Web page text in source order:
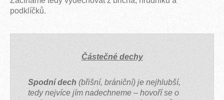
podklíčků.
Částečné dechy
Spodní dech (břišní, brániční) je nejhlubší,
tedy nejvíce jím nadechneme – hovoří se o